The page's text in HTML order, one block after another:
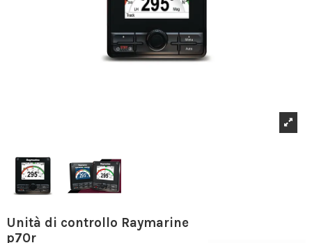
Unità di controllo Raymarine
p70r